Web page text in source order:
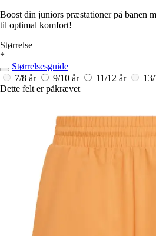
Boost din juniors præstationer på banen
til optimal komfort!
Størrelse
*
Størrelsesguide
7/8 år
9/10 år 11/12 år
Dette felt er påkrævet